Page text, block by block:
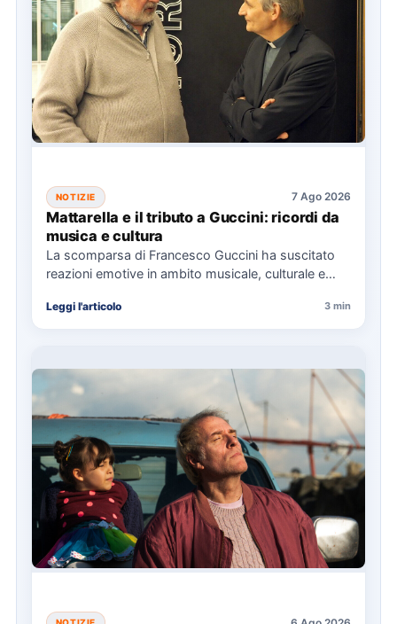
NOTIZIE 7 Ago 2026
Mattarella e il tributo a Guccini: ricordi da
musica e cultura
La scomparsa di Francesco Guccini ha suscitato
reazioni emotive in ambito musicale, culturale e
Leggi l'articolo 3 min